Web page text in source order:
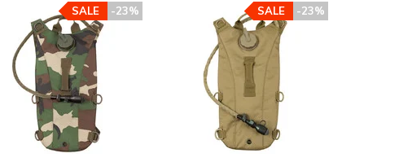
-23%
SALE -23%
SALE